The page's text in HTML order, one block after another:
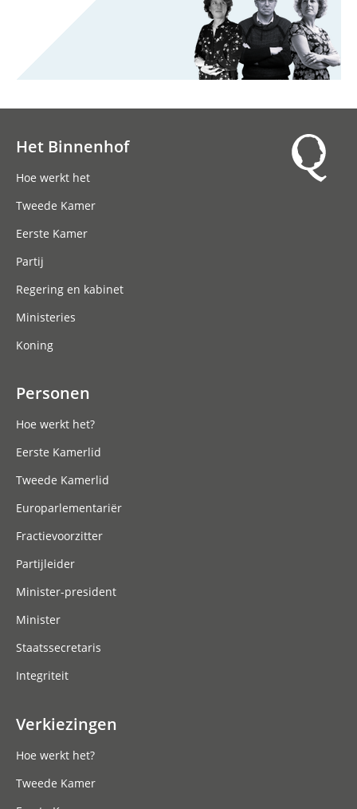
Het Binnenhof
Hoe werkt het
Tweede Kamer
Eerste Kamer
Partij
Regering en kabinet
Ministeries
Koning
Personen
Hoe werkt het?
Eerste Kamerlid
Tweede Kamerlid
Europarlementariër
Fractievoorzitter
Partijleider
Minister-president
Minister
Staatssecretaris
Integriteit
Verkiezingen
Hoe werkt het?
Tweede Kamer